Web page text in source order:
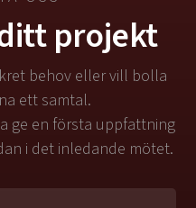
projekt
behov eller vill bolla
ett samtal.
ge en första uppfattning
i det inledande mötet.